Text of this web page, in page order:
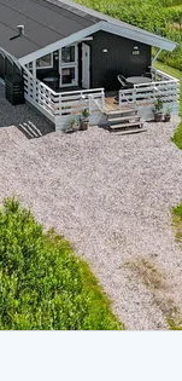
Sommerhuse i
Sommerhuse i
Sommerhuse i
Sommerhuse i
Sommerhus på
Sommerhuse
Sommerhuse i
Sommerhuse i
Sommerhuse i
Fordele